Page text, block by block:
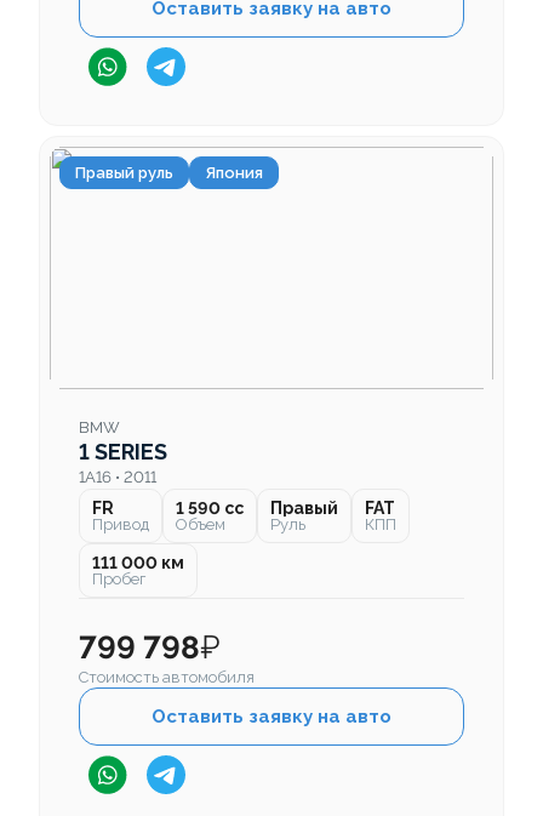
Оставить заявку на авто
Правый руль Япония
BMW
1 SERIES
1A16 • 2011
FR
Привод
1 590 cc
Объем
Правый
Руль
FAT
КПП
111 000 км
Пробег
799 798₽
Стоимость автомобиля
Оставить заявку на авто